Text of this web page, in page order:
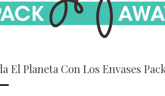
El Planeta Con Los Envases